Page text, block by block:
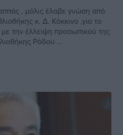
, μόλις έλαβε γνώση από
κ. Δ. Κόκκινο ,για το
την έλλειψη προσωπικού της
Ρόδου ...